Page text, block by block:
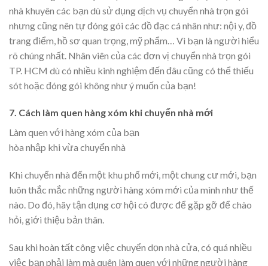
nhà khuyên các bạn dù sử dụng dịch vụ chuyển nhà trọn gói
nhưng cũng nên tự đóng gói các đồ đạc cá nhân như: nội y, đồ
trang điểm, hồ sơ quan trọng, mỹ phẩm… Vì bạn là người hiểu
rõ chúng nhất. Nhân viên của các đơn vị chuyển nhà trọn gói
TP. HCM dù có nhiều kinh nghiệm đến đâu cũng có thể thiếu
sót hoặc đóng gói không như ý muốn của bạn!
7. Cách làm quen hàng xóm khi chuyển nhà mới
Làm quen với hàng xóm của bạn
hòa nhập khi vừa chuyển nhà
Khi chuyển nhà đến một khu phố mới, một chung cư mới, bạn
luôn thắc mắc những người hàng xóm mới của mình như thế
nào. Do đó, hãy tận dụng cơ hội có được để gặp gỡ để chào
hỏi, giới thiệu bản thân.
Sau khi hoàn tất công việc chuyển dọn nhà cửa, có quá nhiều
việc bạn phải làm mà quên làm quen với những người hàng